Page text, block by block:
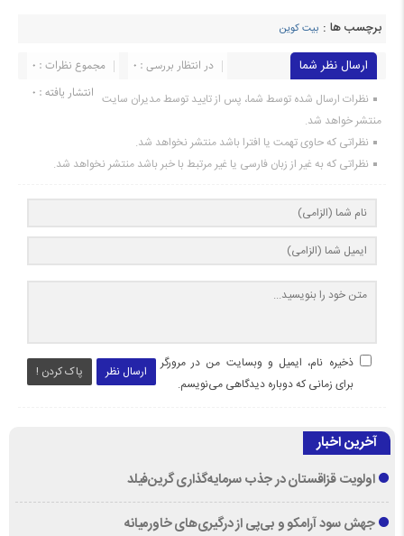
برچسب ها : بیت کوین
ارسال نظر شما مجموع نظرات : 0
در انتظار بررسی : 0
انتشار یافته : 0 نظرات ارسال شده توسط شما، پس از تایید توسط مدیران سایت
منتشر خواهد شد.
نظراتی که حاوی تهمت یا افترا باشد منتشر نخواهد شد.
نظراتی که به غیر از زبان فارسی یا غیر مرتبط با خبر باشد منتشر نخواهد شد.
ارسال نظر پاک کردن !
ذخیره نام، ایمیل و وبسایت من در مرورگر
برای زمانی که دوباره دیدگاهی می‌نویسم.
آخرین اخبار
اولویت قزاقستان در جذب سرمایه‌گذاری گرین‌فیلد
جهش سود آرامکو و بی‌پی از درگیری‌های خاورمیانه